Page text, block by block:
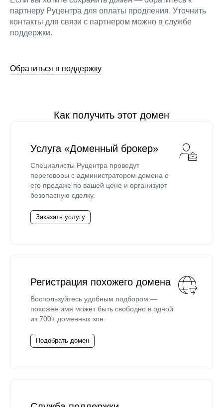
партнеру Руцентра для оплаты продления. Уточнить
контакты для связи с партнером можно в службе
поддержки.
Обратиться в поддержку
Как получить этот домен
Услуга «Доменный брокер»
Специалисты Руцентра проведут
переговоры с администратором домена о
его продаже по вашей цене и организуют
безопасную сделку.
Заказать услугу
Регистрация похожего домена
Воспользуйтесь удобным подбором —
похожее имя может быть свободно в одной
из 700+ доменных зон.
Подобрать домен